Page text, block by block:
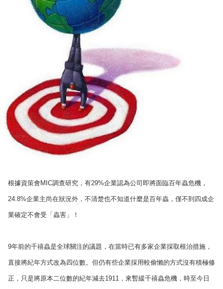
根據資策會 MIC調查研究，有29%企業認為公司即將面臨百年蟲危機，
24.8%企業主尚在狀況外，不清楚也不知道什麼是百年蟲，僅不到四成企
業確定不會受「蟲害」！
9年前的千禧蟲是全球關注的議題，在當時已有多家企業採取根治措施，
直接將紀年方式改為四位數。但仍有些企業採用較偷懶的方式沒有積極修
正，只是將原本二位數的紀年減去1911，來暫緩千禧蟲危機，時至今日